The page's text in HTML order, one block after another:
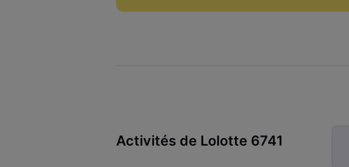
Activités de Lolotte 6741